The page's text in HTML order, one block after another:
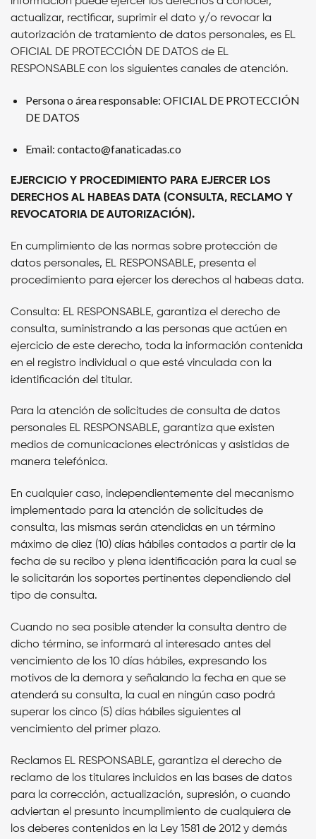
actualizar, rectificar, suprimir el dato y/o revocar la
autorización de tratamiento de datos personales, es EL
OFICIAL DE PROTECCIÓN DE DATOS de EL
RESPONSABLE con los siguientes canales de atención.
Persona o área responsable: OFICIAL DE PROTECCIÓN
DE DATOS
Email: contacto@fanaticadas.co
EJERCICIO Y PROCEDIMIENTO PARA EJERCER LOS
DERECHOS AL HABEAS DATA (CONSULTA, RECLAMO Y
REVOCATORIA DE AUTORIZACIÓN).
En cumplimiento de las normas sobre protección de
datos personales, EL RESPONSABLE, presenta el
procedimiento para ejercer los derechos al habeas data.
Consulta: EL RESPONSABLE, garantiza el derecho de
consulta, suministrando a las personas que actúen en
ejercicio de este derecho, toda la información contenida
en el registro individual o que esté vinculada con la
identificación del titular.
Para la atención de solicitudes de consulta de datos
personales EL RESPONSABLE, garantiza que existen
medios de comunicaciones electrónicas y asistidas de
manera telefónica.
En cualquier caso, independientemente del mecanismo
implementado para la atención de solicitudes de
consulta, las mismas serán atendidas en un término
máximo de diez (10) días hábiles contados a partir de la
fecha de su recibo y plena identificación para la cual se
le solicitarán los soportes pertinentes dependiendo del
tipo de consulta.
Cuando no sea posible atender la consulta dentro de
dicho término, se informará al interesado antes del
vencimiento de los 10 días hábiles, expresando los
motivos de la demora y señalando la fecha en que se
atenderá su consulta, la cual en ningún caso podrá
superar los cinco (5) días hábiles siguientes al
vencimiento del primer plazo.
Reclamos EL RESPONSABLE, garantiza el derecho de
reclamo de los titulares incluidos en las bases de datos
para la corrección, actualización, supresión, o cuando
adviertan el presunto incumplimiento de cualquiera de
los deberes contenidos en la Ley 1581 de 2012 y demás